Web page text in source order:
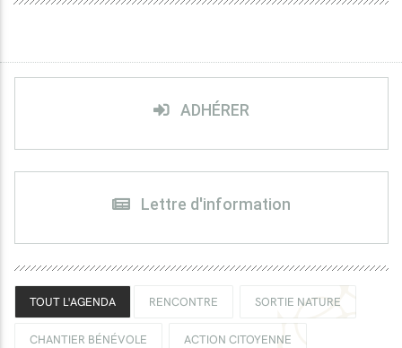
ADHÉRER
Lettre d'information
TOUT L'AGENDA RENCONTRE SORTIE NATURE
CHANTIER BÉNÉVOLE ACTION CITOYENNE